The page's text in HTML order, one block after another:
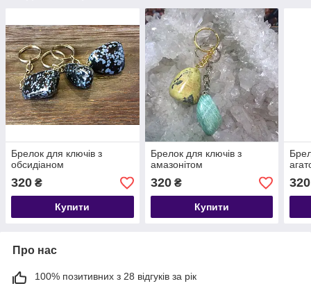
Брелок для ключів з
обсидіаном
320 ₴
Купити
Брелок для ключів з
амазонітом
320₴
Купити
320
Про нас
100% позитивних з 28 відгуків за рік